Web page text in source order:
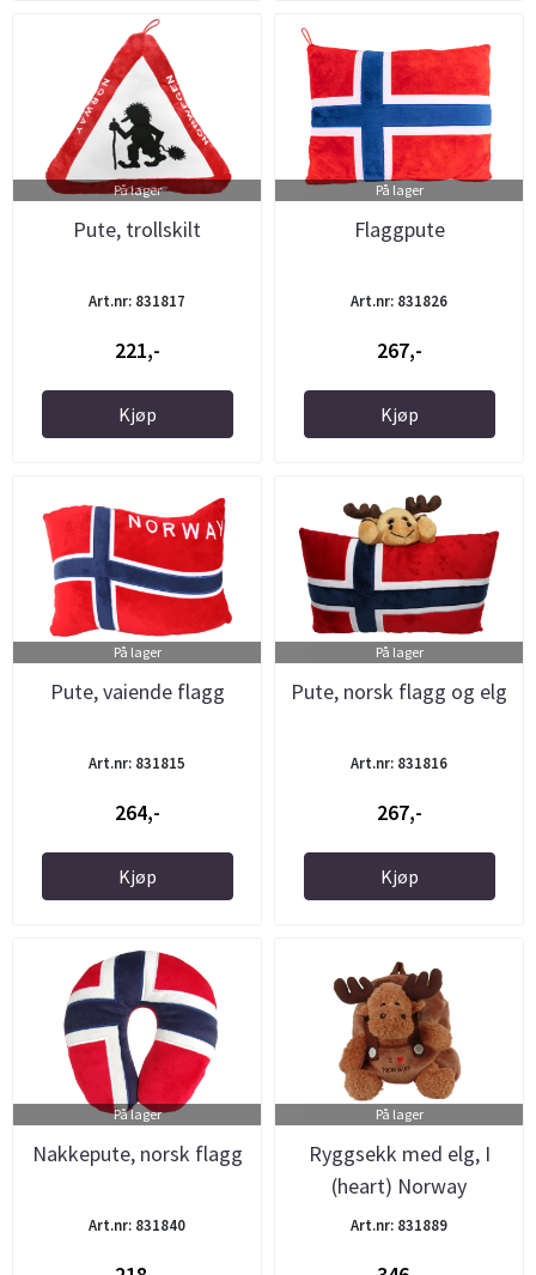
På lager
Pute, trollskilt
Art.nr: 831817
221,-
Kjøp
På lager
Flaggpute
Art.nr: 831826
267,-
Kjøp
På lager
Pute, vaiende flagg
Art.nr: 831815
264,-
Kjøp
På lager
Pute, norsk flagg og elg
Art.nr: 831816
267,-
Kjøp
På lager
Nakkepute, norsk flagg
Art.nr: 831840
På lager
Ryggsekk med elg, I
(heart) Norway
Art.nr: 831889